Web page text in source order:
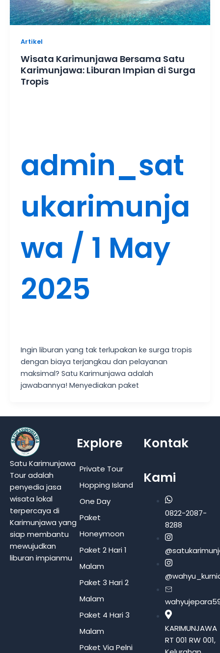
Artikel
Wisata Karimunjawa Bersama Satu
Karimunjawa: Liburan Impian di Surga
Tropis
admin_sat
ukarimunja
wa / 1 May
2025
Ingin liburan yang tak terlupakan ke surga tropis
dengan biaya terjangkau dan pelayanan
maksimal? Satu Karimunjawa adalah
jawabannya! Menyediakan paket
Satu Karimunjawa
Tour adalah
penyedia jasa
wisata lokal
terpercaya di
Karimunjawa yang
siap membantu
mewujudkan
liburan impianmu
Explore
Private Tour
Hopping Island
One Day
Paket
Honeymoon
Paket 2 Hari 1
Malam
Paket 3 Hari 2
Malam
Paket 4 Hari 3
Malam
Paket Via Pelni
Kontak
Kami
0822-2087-
8288
KARIMUNJAWA
RT 001 RW 001,